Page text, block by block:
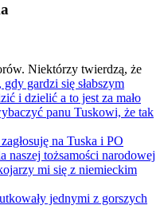
Niektórzy twierdzą, że
gardzi się słabszym
i dzielić a to jest za mało
panu Tuskowi, że tak
na Tuska i PO
naszej tożsamości narodowej
mi się z niemieckim
jednymi z gorszych